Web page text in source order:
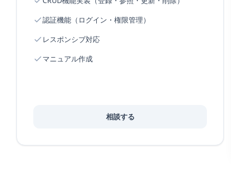
認証機能（ログイン・権限管理）
レスポンシブ対応
マニュアル作成
相談する